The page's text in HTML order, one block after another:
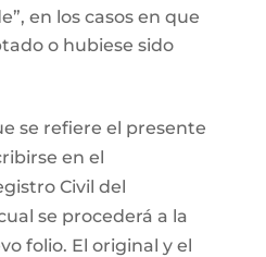
en los casos en que
o hubiese sido
se refiere el presente
en el
Civil del
se procederá a la
folio. El original y el